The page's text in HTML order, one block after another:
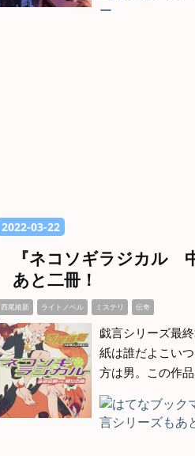
2022-03-22
『ネコソギラジカル
あと二冊！
西尾維新 ライトノベル ミステリ 伝奇
戯言シリーズ最
紙は誰だよこい
方は男。この作